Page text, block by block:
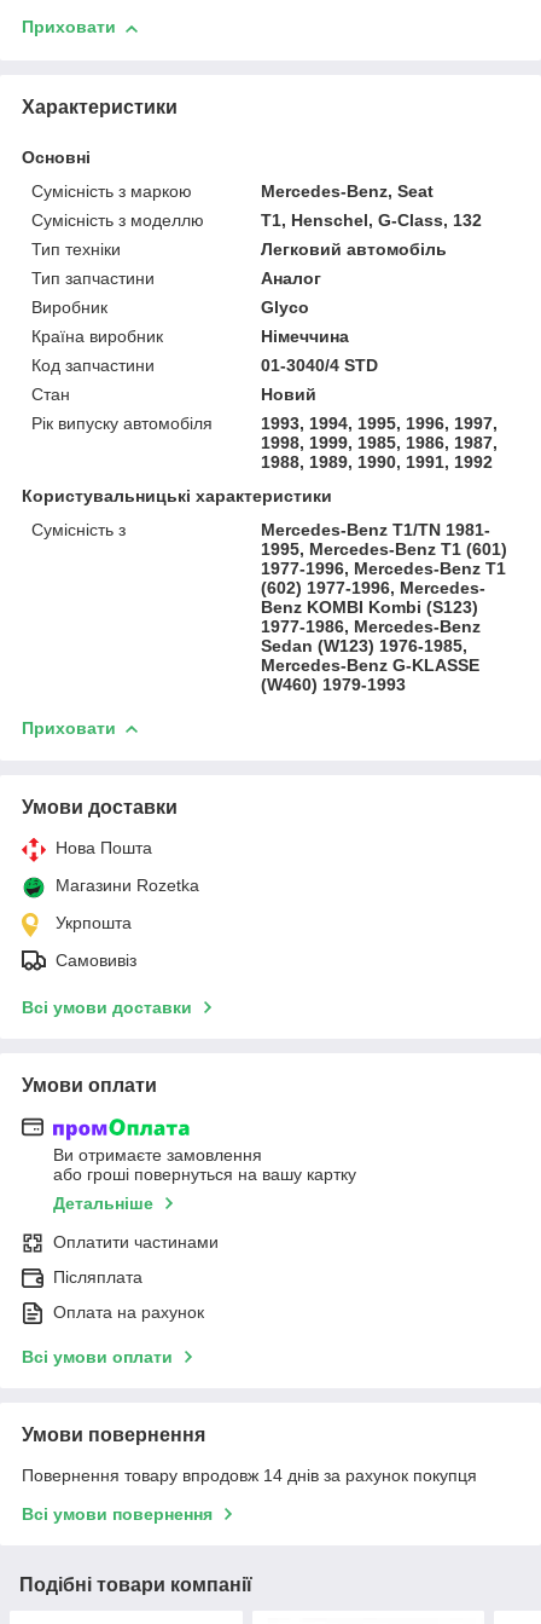
Приховати
Характеристики
Основні
Сумісність з маркою
Mercedes-Benz, Seat
Сумісність з моделлю
T1, Henschel, G-Class, 132
Тип техніки
Легковий автомобіль
Тип запчастини
Аналог
Виробник
Glyco
Країна виробник
Німеччина
Код запчастини
01-3040/4 STD
Стан
Новий
Рік випуску автомобіля
1993, 1994, 1995, 1996, 1997,
1998, 1999, 1985, 1986, 1987,
1988, 1989, 1990, 1991, 1992
Користувальницькі характеристики
Сумісність з
Mercedes-Benz T1/TN 1981-
1995, Mercedes-Benz T1 (601)
1977-1996, Mercedes-Benz T1
(602) 1977-1996, Mercedes-
Benz KOMBI Kombi (S123)
1977-1986, Mercedes-Benz
Sedan (W123) 1976-1985,
Mercedes-Benz G-KLASSE
(W460) 1979-1993
Приховати
Умови доставки
Нова Пошта
Магазини Rozetka
Укрпошта
Самовивіз
Всі умови доставки
Умови оплати
Ви отримаєте замовлення
або гроші повернуться на вашу картку
Детальніше
Оплатити частинами
Післяплата
Оплата на рахунок
Всі умови оплати
Умови повернення
Повернення товару впродовж 14 днів за рахунок покупця
Всі умови повернення
Подібні товари компанії